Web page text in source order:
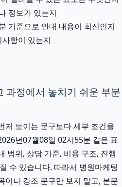
정보가 있는지
기준으로 안내 내용이 최신인지
항이 있는지
과정에서 놓치기 쉬운 부분
저 보이는 문구보다 세부 조건을
년07월08일 02시55분 같은 표
범위, 상담 기준, 비용 구조, 진행
수 있습니다. 따라서 병원마케팅
이나 강조 문구만 보지 말고, 본문